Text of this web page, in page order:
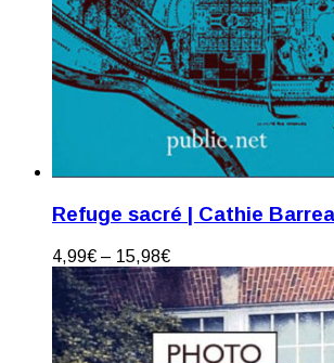
Refuge sacré | Cathie
4,99€ – 15,98€